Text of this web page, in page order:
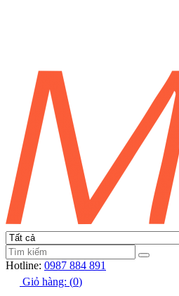
Hotline: 0987 884 891
Giỏ hàng: (0)